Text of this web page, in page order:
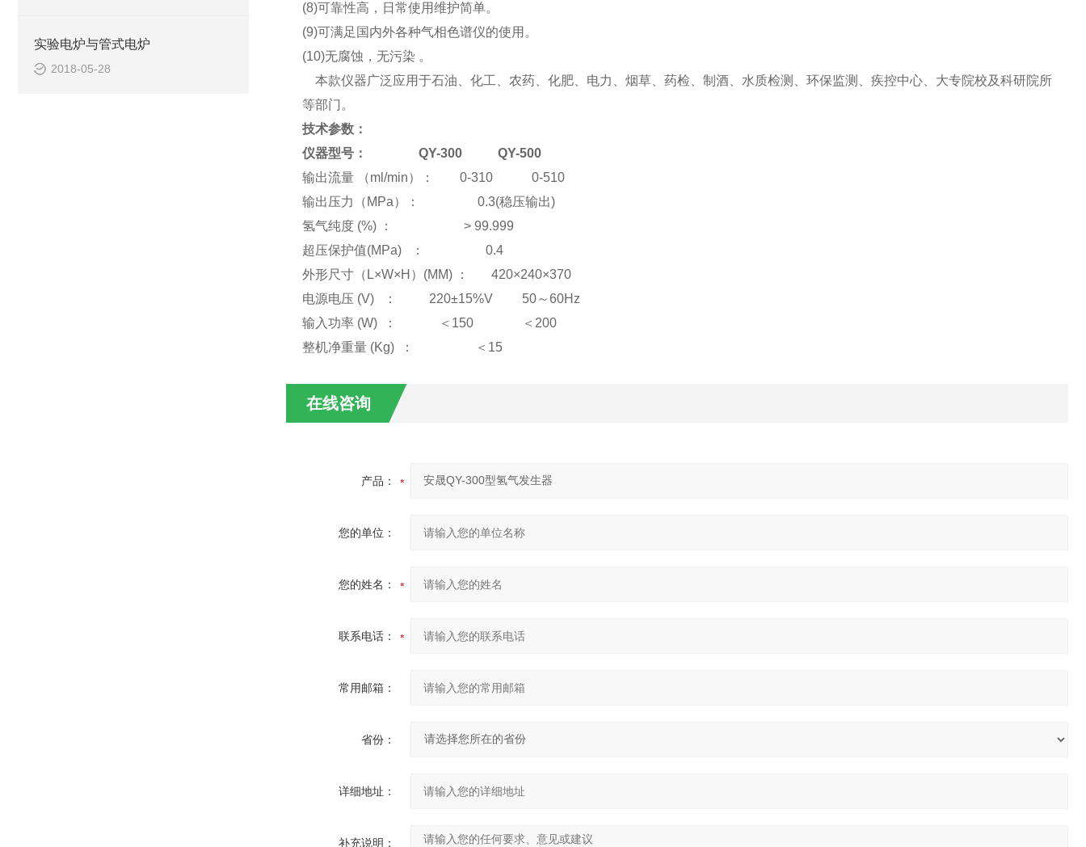
实验电炉与管式电炉
2018-05-28
(8)可靠性高，日常使用维护简单。
(9)可满足国内外各种气相色谱仪的使用。
(10)无腐蚀，无污染 。
本款仪器广泛应用于石油、化工、农药、化肥、电力、烟草、药检、制酒、水质检测、环保监测、疾控中心、大专院校及科研院所
等部门。
技术参数：
仪器型号： QY-300 QY-500
输出流量 （ml/min）： 0-310 0-510
输出压力（MPa）： 0.3(稳压输出)
氢气纯度 (%) ： > 99.999
超压保护值(MPa) ： 0.4
外形尺寸（L×W×H）(MM) ： 420×240×370
电源电压 (V) ： 220±15%V 50～60Hz
输入功率 (W) ： ＜150 ＜200
整机净重量 (Kg) ： ＜15
在线咨询
产品：
您的单位：
您的姓名：
联系电话：
常用邮箱：
省份：
详细地址：
补充说明：